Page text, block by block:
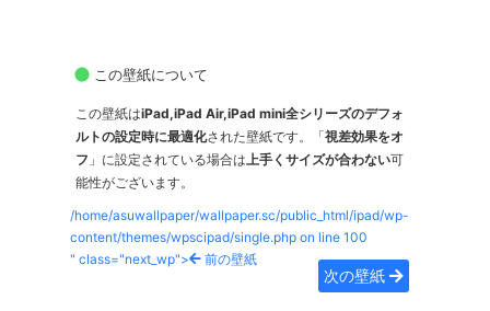
この壁紙について
この壁紙はiPad,iPad Air,iPad mini全シリーズのデフォ
ルトの設定時に最適化された壁紙です。「視差効果をオ
フ 」に設定されている場合は 上手くサイズが合わない可
能性がございます。
/home/asuwallpaper/wallpaper.sc/public_html/ipad/wp-
content/themes/wpscipad/single.php on line 100
" class="next_wp">
前の壁紙
次の壁紙